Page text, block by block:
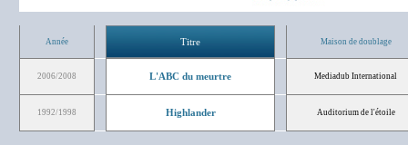
Année Titre Maison de doublage
2006/2008 L'ABC du meurtre Mediadub International
1992/1998 Highlander Auditorium de l'étoile